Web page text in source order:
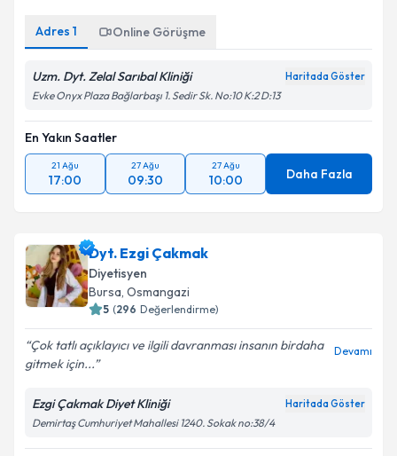
Adres 1 Online Görüşme
Uzm. Dyt. Zelal Sarıbal Kliniği Haritada Göster
Evke Onyx Plaza Bağlarbaşı 1. Sedir Sk. No:10 K:2 D:13
En Yakın Saatler
21 Ağu
17:00
27 Ağu
09:30
27 Ağu
10:00 Daha Fazla
Dyt. Ezgi Çakmak
Diyetisyen
Bursa, Osmangazi
5 (296 Değerlendirme)
Çok tatlı açıklayıcı ve ilgili davranması insanın birdaha
gitmek için...
Devamı
Ezgi Çakmak Diyet Kliniği Haritada Göster
Demirtaş Cumhuriyet Mahallesi 1240. Sokak no:38/4